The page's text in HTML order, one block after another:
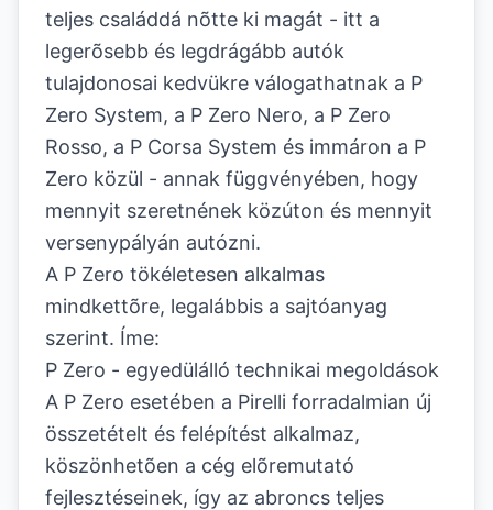
teljes családdá nõtte ki magát - itt a
legerõsebb és legdrágább autók
tulajdonosai kedvükre válogathatnak a P
Zero System, a P Zero Nero, a P Zero
Rosso, a P Corsa System és immáron a P
Zero közül - annak függvényében, hogy
mennyit szeretnének közúton és mennyit
versenypályán autózni.
A P Zero tökéletesen alkalmas
mindkettõre, legalábbis a sajtóanyag
szerint. Íme:
P Zero - egyedülálló technikai megoldások
A P Zero esetében a Pirelli forradalmian új
összetételt és felépítést alkalmaz,
köszönhetõen a cég elõremutató
fejlesztéseinek, így az abroncs teljes